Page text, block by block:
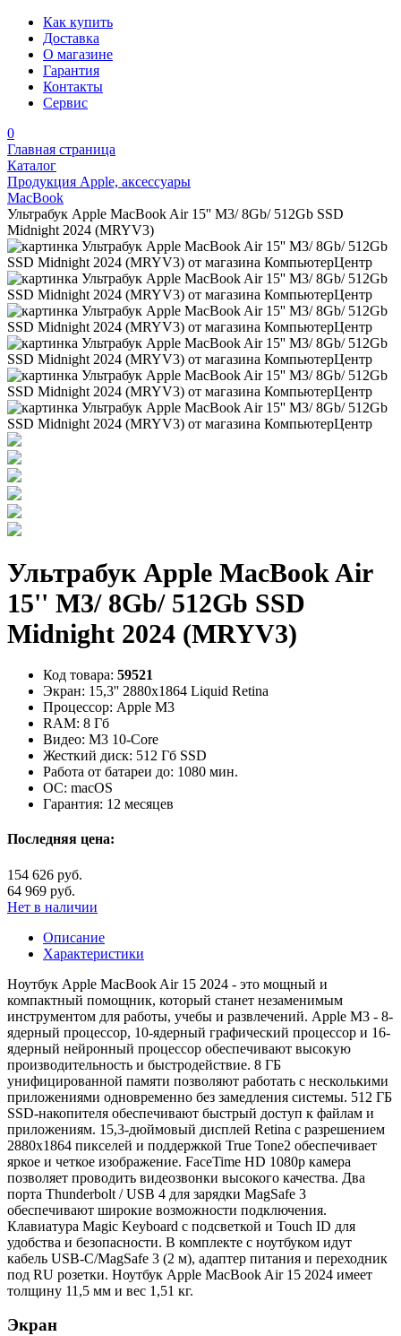
Как купить
Доставка
О магазине
Гарантия
Контакты
Сервис
0
Главная страница
Каталог
Продукция Apple, аксессуары
MacBook
Ультрабук Apple MacBook Air 15'' M3/ 8Gb/ 512Gb SSD
Midnight 2024 (MRYV3)
Ультрабук Apple MacBook Air
15'' M3/ 8Gb/ 512Gb SSD
Midnight 2024 (MRYV3)
Код товара: 59521
Экран: 15,3'' 2880x1864 Liquid Retina
Процессор: Apple M3
RAM: 8 Гб
Видео: M3 10-Core
Жесткий диск: 512 Гб SSD
Работа от батареи до: 1080 мин.
ОС: macOS
Гарантия: 12 месяцев
Последняя цена:
154 626 руб.
64 969 руб.
Нет в наличии
Описание
Характеристики
Ноутбук Apple MacBook Air 15 2024 - это мощный и
компактный помощник, который станет незаменимым
инструментом для работы, учебы и развлечений. Apple M3 - 8-
ядерный процессор, 10-ядерный графический процессор и 16-
ядерный нейронный процессор обеспечивают высокую
производительность и быстродействие. 8 ГБ
унифицированной памяти позволяют работать с несколькими
приложениями одновременно без замедления системы. 512 ГБ
SSD-накопителя обеспечивают быстрый доступ к файлам и
приложениям. 15,3-дюймовый дисплей Retina с разрешением
2880x1864 пикселей и поддержкой True Tone2 обеспечивает
яркое и четкое изображение. FaceTime HD 1080p камера
позволяет проводить видеозвонки высокого качества. Два
порта Thunderbolt / USB 4 для зарядки MagSafe 3
обеспечивают широкие возможности подключения.
Клавиатура Magic Keyboard с подсветкой и Touch ID для
удобства и безопасности. В комплекте с ноутбуком идут
кабель USB-C/MagSafe 3 (2 м), адаптер питания и переходник
под RU розетки. Ноутбук Apple MacBook Air 15 2024 имеет
толщину 11,5 мм и вес 1,51 кг.
Экран